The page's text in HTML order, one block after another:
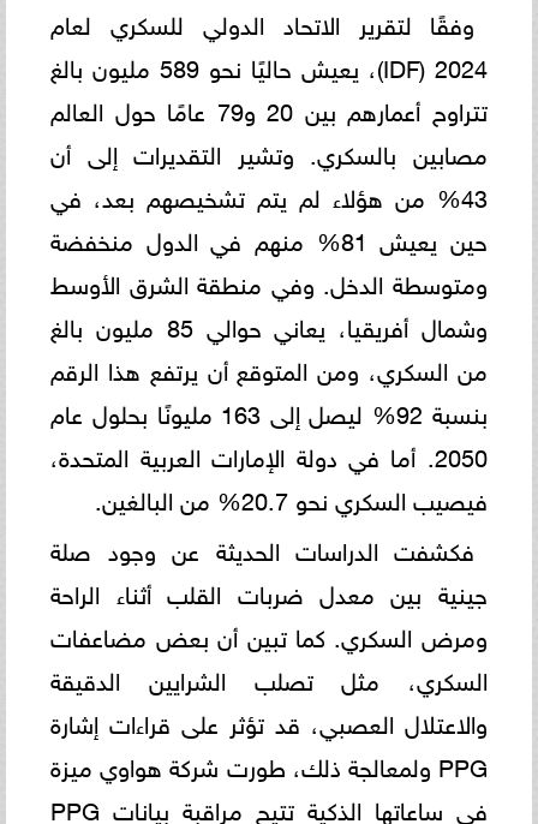
وفقًا لتقرير الاتحاد الدولي للسكري لعام
2024 (IDF)، يعيش حاليًا نحو 589 مليون بالغ
تتراوح أعمارهم بين 20 و79 عامًا حول العالم
مصابين بالسكري. وتشير التقديرات إلى أن
43% من هؤلاء لم يتم تشخيصهم بعد، في
حين يعيش 81% منهم في الدول منخفضة
ومتوسطة الدخل. وفي منطقة الشرق الأوسط
وشمال أفريقيا، يعاني حوالي 85 مليون بالغ
من السكري، ومن المتوقع أن يرتفع هذا الرقم
بنسبة 92% ليصل إلى 163 مليونًا بحلول عام
2050. أما في دولة الإمارات العربية المتحدة،
فيصيب السكري نحو 20.7% من البالغين.
فكشفت الدراسات الحديثة عن وجود صلة
جينية بين معدل ضربات القلب أثناء الراحة
ومرض السكري. كما تبين أن بعض مضاعفات
السكري، مثل تصلب الشرايين الدقيقة
والاعتلال العصبي، قد تؤثر على قراءات إشارة
PPG ولمعالجة ذلك، طورت شركة هواوي ميزة
في ساعاتها الذكية تتيح مراقبة بيانات PPG